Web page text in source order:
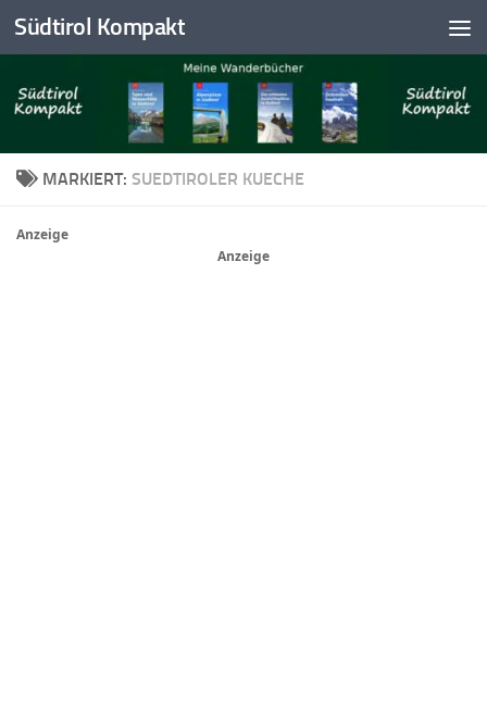
Skip to content
Südtirol Kompakt
MARKIERT: SUEDTIROLER KUECHE
Anzeige
Anzeige